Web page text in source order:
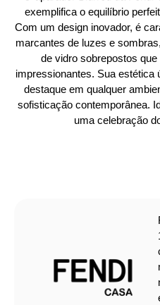
exemplifica o equilíbrio
Com um design inovador, é
marcantes de luzes e
de vidro sobrepostos
impressionantes. Sua estética
destaque em qualquer
sofisticação contemporânea.
uma celebração